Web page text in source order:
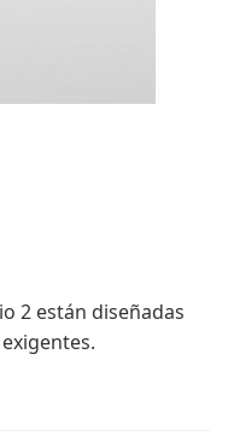
2 están diseñadas